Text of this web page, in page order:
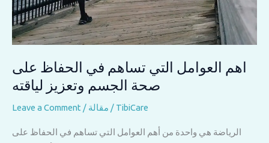
اهم العوامل التي تساهم في الحفاظ على
صحة الجسم وتعزيز لياقته
Leave a Comment / مقالة / TibiCare
الرياضة هي واحدة من أهم العوامل التي تساهم في الحفاظ على